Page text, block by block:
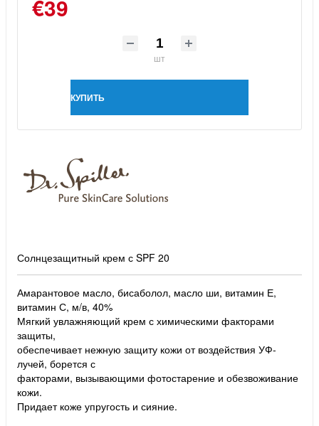
€39
шт
КУПИТЬ
Солнцезащитный крем с SPF 20
Амарантовое масло, бисаболол, масло ши, витамин Е,
витамин С, м/в, 40%
Мягкий увлажняющий крем с химическими факторами
защиты,
обеспечивает нежную защиту кожи от воздействия УФ-
лучей, борется с
факторами, вызывающими фотостарение и обезвоживание
кожи.
Придает коже упругость и сияние.